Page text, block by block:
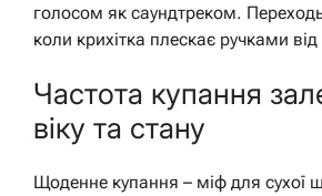
голосом як саундтреком.
коли крихітка плескає ручками від
Частота купання
віку та стану
Щоденне купання – міф для сухої